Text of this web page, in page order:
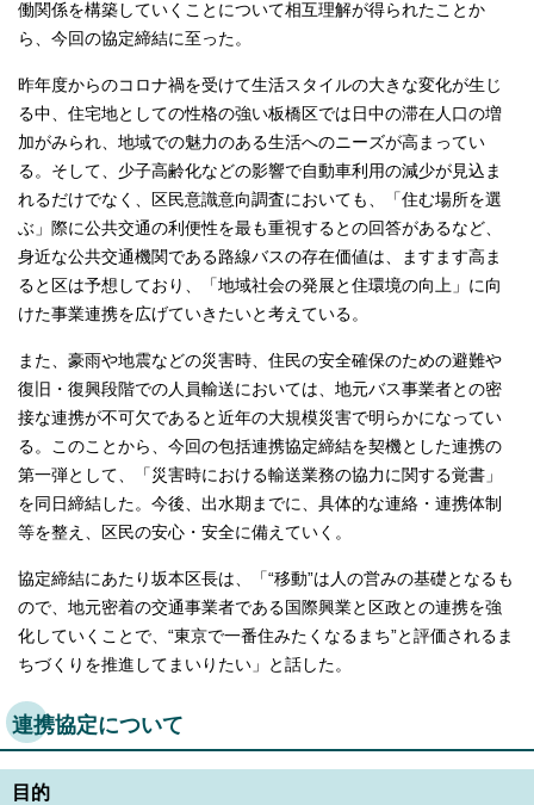
働関係を構築していくことについて相互理解が得られたことか
ら、今回の協定締結に至った。
昨年度からのコロナ禍を受けて生活スタイルの大きな変化が生じ
る中、住宅地としての性格の強い板橋区では日中の滞在人口の増
加がみられ、地域での魅力のある生活へのニーズが高まってい
る。そして、少子高齢化などの影響で自動車利用の減少が見込ま
れるだけでなく、区民意識意向調査においても、「住む場所を選
ぶ」際に公共交通の利便性を最も重視するとの回答があるなど、
身近な公共交通機関である路線バスの存在価値は、ますます高ま
ると区は予想しており、「地域社会の発展と住環境の向上」に向
けた事業連携を広げていきたいと考えている。
また、豪雨や地震などの災害時、住民の安全確保のための避難や
復旧・復興段階での人員輸送においては、地元バス事業者との密
接な連携が不可欠であると近年の大規模災害で明らかになってい
る。このことから、今回の包括連携協定締結を契機とした連携の
第一弾として、「災害時における輸送業務の協力に関する覚書」
を同日締結した。今後、出水期までに、具体的な連絡・連携体制
等を整え、区民の安心・安全に備えていく。
協定締結にあたり坂本区長は、「“移動”は人の営みの基礎となるも
ので、地元密着の交通事業者である国際興業と区政との連携を強
化していくことで、“東京で一番住みたくなるまち”と評価されるま
ちづくりを推進してまいりたい」と話した。
連携協定について
目的